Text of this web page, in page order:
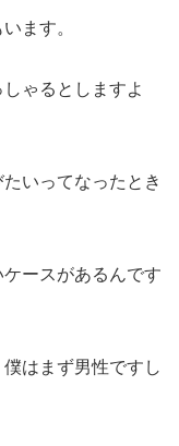
ます。
ゃるとしますよ
いってなったとき
ースがあるんです
はまず男性ですし